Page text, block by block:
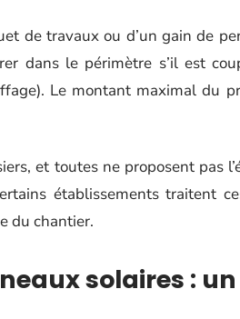
de travaux ou d’un gain de
dans le périmètre s’il est
Le montant maximal du
et toutes ne proposent pas
établissements traitent
du chantier.
solaires :